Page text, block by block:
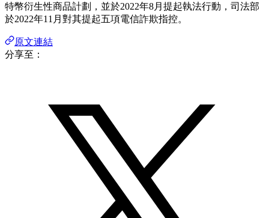
特幣衍生性商品計劃，並於2022年8月提起執法行動，司法部
於2022年11月對其提起五項電信詐欺指控。
原文連結
分享至：